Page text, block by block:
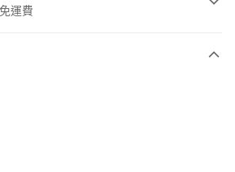
運費
UnionPay, FPS